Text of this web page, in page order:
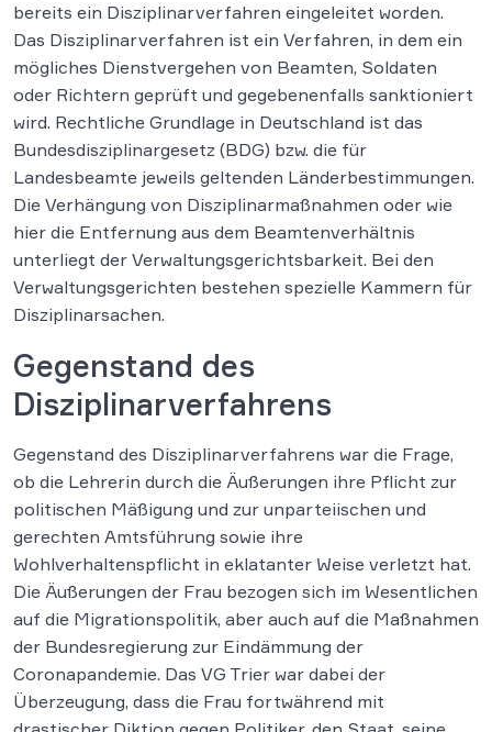
bereits ein Disziplinarverfahren eingeleitet worden.
Das Disziplinarverfahren ist ein Verfahren, in dem ein
mögliches Dienstvergehen von Beamten, Soldaten
oder Richtern geprüft und gegebenenfalls sanktioniert
wird. Rechtliche Grundlage in Deutschland ist das
Bundesdisziplinargesetz (BDG) bzw. die für
Landesbeamte jeweils geltenden Länderbestimmungen.
Die Verhängung von Disziplinarmaßnahmen oder wie
hier die Entfernung aus dem Beamtenverhältnis
unterliegt der Verwaltungsgerichtsbarkeit. Bei den
Verwaltungsgerichten bestehen spezielle Kammern für
Disziplinarsachen.
Gegenstand des
Disziplinarverfahrens
Gegenstand des Disziplinarverfahrens war die Frage,
ob die Lehrerin durch die Äußerungen ihre Pflicht zur
politischen Mäßigung und zur unparteiischen und
gerechten Amtsführung sowie ihre
Wohlverhaltenspflicht in eklatanter Weise verletzt hat.
Die Äußerungen der Frau bezogen sich im Wesentlichen
auf die Migrationspolitik, aber auch auf die Maßnahmen
der Bundesregierung zur Eindämmung der
Coronapandemie. Das VG Trier war dabei der
Überzeugung, dass die Frau fortwährend mit